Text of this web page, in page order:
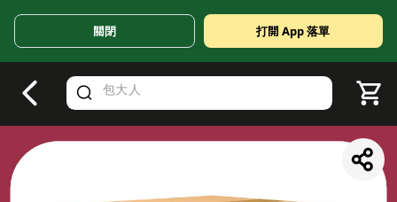
Valid Until 30 June 2026
關閉 打開 App 落單